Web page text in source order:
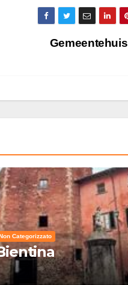
Gemeentehuis
Categorizzato